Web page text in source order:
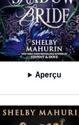
Aperçu